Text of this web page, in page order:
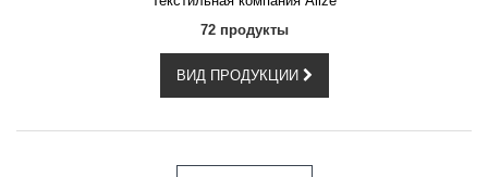
72 продукты
ВИД ПРОДУКЦИИ